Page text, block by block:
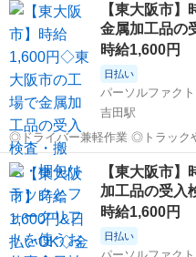
【東大阪市
金属加工品の
時給1,600円
日払い
パーソルファク
吉田駅
◎ドライバー兼軽作業 ◎トラック
つ効率的に作業を進めます。 ◎金
入出庫などを担当します。 ◎経験
る職場です。 ※未経験でも挑戦...
大阪 東大阪市 吉田駅
【東大阪市
加工品の受入
時給1,600円
日払い